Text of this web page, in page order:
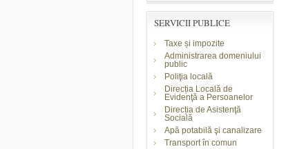
SERVICII PUBLICE
Taxe și impozite
Administrarea domeniului
public
Poliţia locală
Direcția Locală de
Evidenţă a Persoanelor
Direcția de Asistenţă
Socială
Apă potabilă şi canalizare
Transport în comun